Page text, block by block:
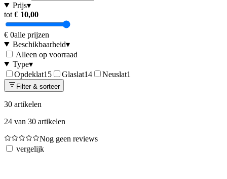
Prijs▾
tot € 10,00
€ 0alle prijzen
Beschikbaarheid▾
Alleen op voorraad
Type▾
Opdeklat15 Glaslat14 Neuslat1
Filter & sorteer
30 artikelen
24 van 30 artikelen
Nog geen reviews
vergelijk